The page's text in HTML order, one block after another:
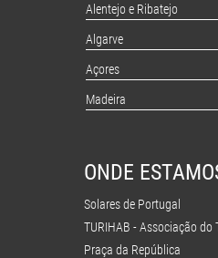
Alentejo e Ribatejo
Algarve
Açores
Madeira
ONDE
Solares de Portugal
TURIHAB - Associação
Praça da República